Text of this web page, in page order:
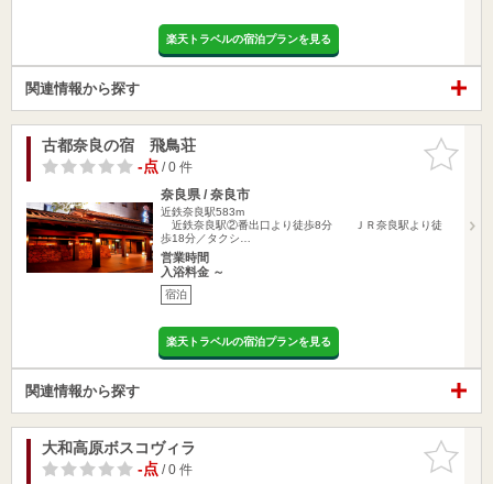
楽天トラベルの宿泊プランを見る
関連情報から探す
お気に入
りに追加
古都奈良の宿 飛鳥荘
-点/ 0 件
奈良県 / 奈良市
近鉄奈良駅583m
近鉄奈良駅②番出口より徒歩8分 ＪＲ奈良駅より徒
歩18分／タクシ…
営業時間
入浴料金 ～
宿泊
楽天トラベルの宿泊プランを見る
関連情報から探す
お気に入
りに追加
大和高原ボスコヴィラ
-点/ 0 件